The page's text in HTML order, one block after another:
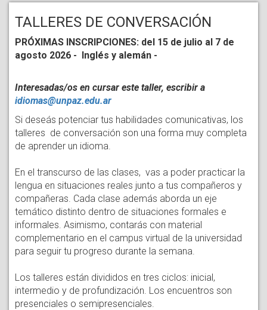
TALLERES DE CONVERSACIÓN
PRÓXIMAS INSCRIPCIONES: del 15 de julio al 7 de
agosto 2026 - Inglés y alemán -
Interesadas/os en cursar este taller, escribir a
idiomas@unpaz.edu.ar
Si deseás potenciar tus habilidades comunicativas, los
talleres de conversación son una forma muy completa
de aprender un idioma.
En el transcurso de las clases, vas a poder practicar la
lengua en situaciones reales junto a tus compañeros y
compañeras. Cada clase además aborda un eje
temático distinto dentro de situaciones formales e
informales. Asimismo, contarás con material
complementario en el campus virtual de la universidad
para seguir tu progreso durante la semana.
Los talleres están divididos en tres ciclos: inicial,
intermedio y de profundización. Los encuentros son
presenciales o semipresenciales.